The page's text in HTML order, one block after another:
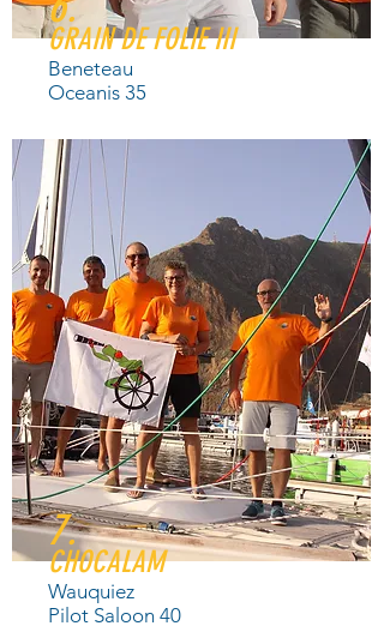
GRAIN DE FOLIE III
Beneteau
Oceanis 35
CHOCALAM
Wauquiez
Pilot Saloon 40
7.